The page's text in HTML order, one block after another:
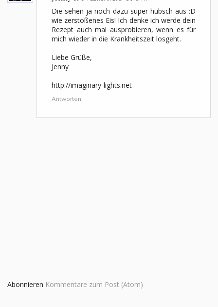
Die sehen ja noch dazu super hübsch aus :D
wie zerstoßenes Eis! Ich denke ich werde dein
Rezept auch mal ausprobieren, wenn es für
mich wieder in die Krankheitszeit losgeht.
Liebe Grüße,
Jenny
http://imaginary-lights.net
Antworten
Abonnieren Kommentare zum Post (Atom)